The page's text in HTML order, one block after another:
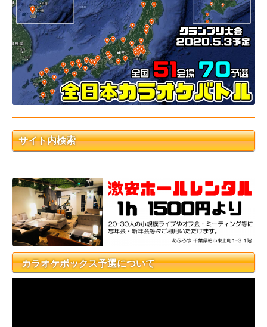
サイト内検索
カラオケボックス予選について